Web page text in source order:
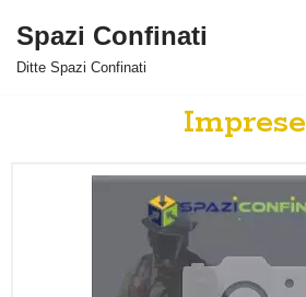
Vai
Spazi Confinati
Ditte Spazi Confinati
Imprese